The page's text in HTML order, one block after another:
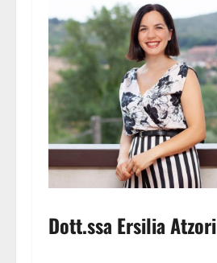
Dott.ssa Ersilia Atzori